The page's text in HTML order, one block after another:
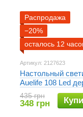
Распродажа
−20%
осталось 12
Артикул: 2127623
Настольный
Auelife 108 Led
Бонсай Auelife
435 грн
348 грн